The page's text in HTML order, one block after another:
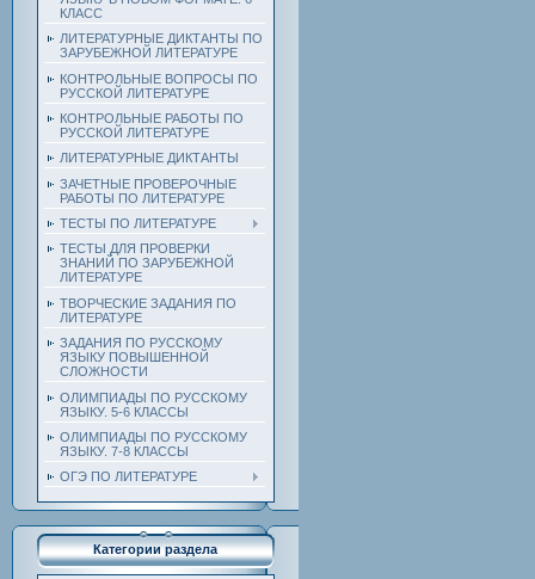
КЛАСС
ЛИТЕРАТУРНЫЕ ДИКТАНТЫ ПО
ЗАРУБЕЖНОЙ ЛИТЕРАТУРЕ
КОНТРОЛЬНЫЕ ВОПРОСЫ ПО
РУССКОЙ ЛИТЕРАТУРЕ
КОНТРОЛЬНЫЕ РАБОТЫ ПО
РУССКОЙ ЛИТЕРАТУРЕ
ЛИТЕРАТУРНЫЕ ДИКТАНТЫ
ЗАЧЕТНЫЕ ПРОВЕРОЧНЫЕ
РАБОТЫ ПО ЛИТЕРАТУРЕ
ТЕСТЫ ПО ЛИТЕРАТУРЕ
ТЕСТЫ ДЛЯ ПРОВЕРКИ
ЗНАНИЙ ПО ЗАРУБЕЖНОЙ
ЛИТЕРАТУРЕ
ТВОРЧЕСКИЕ ЗАДАНИЯ ПО
ЛИТЕРАТУРЕ
ЗАДАНИЯ ПО РУССКОМУ
ЯЗЫКУ ПОВЫШЕННОЙ
СЛОЖНОСТИ
ОЛИМПИАДЫ ПО РУССКОМУ
ЯЗЫКУ. 5-6 КЛАССЫ
ОЛИМПИАДЫ ПО РУССКОМУ
ЯЗЫКУ. 7-8 КЛАССЫ
ОГЭ ПО ЛИТЕРАТУРЕ
Категории раздела